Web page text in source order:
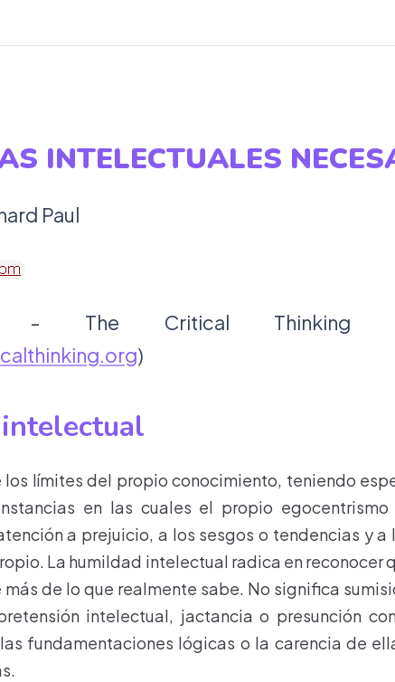
INTELECTUALES
Paul
- The Critical Thinking
)
los límites del propio conocimiento, teniendo
en las cuales el propio
a prejuicio, a los sesgos o tendencias y a
La humildad intelectual radica en reconocer
de lo que realmente sabe. No significa
intelectual, jactancia o presunción
fundamentaciones lógicas o la carencia de